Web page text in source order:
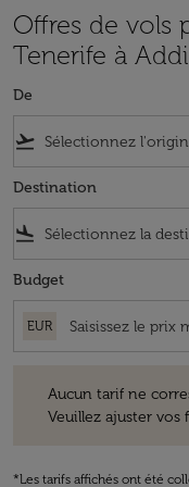
Offres de vols
Tenerife à
De
flight_takeoff
Destination
flight_land
Budget
EUR
Aucun tarif ne
Veuillez ajuster vos
*Les tarifs affichés ont été